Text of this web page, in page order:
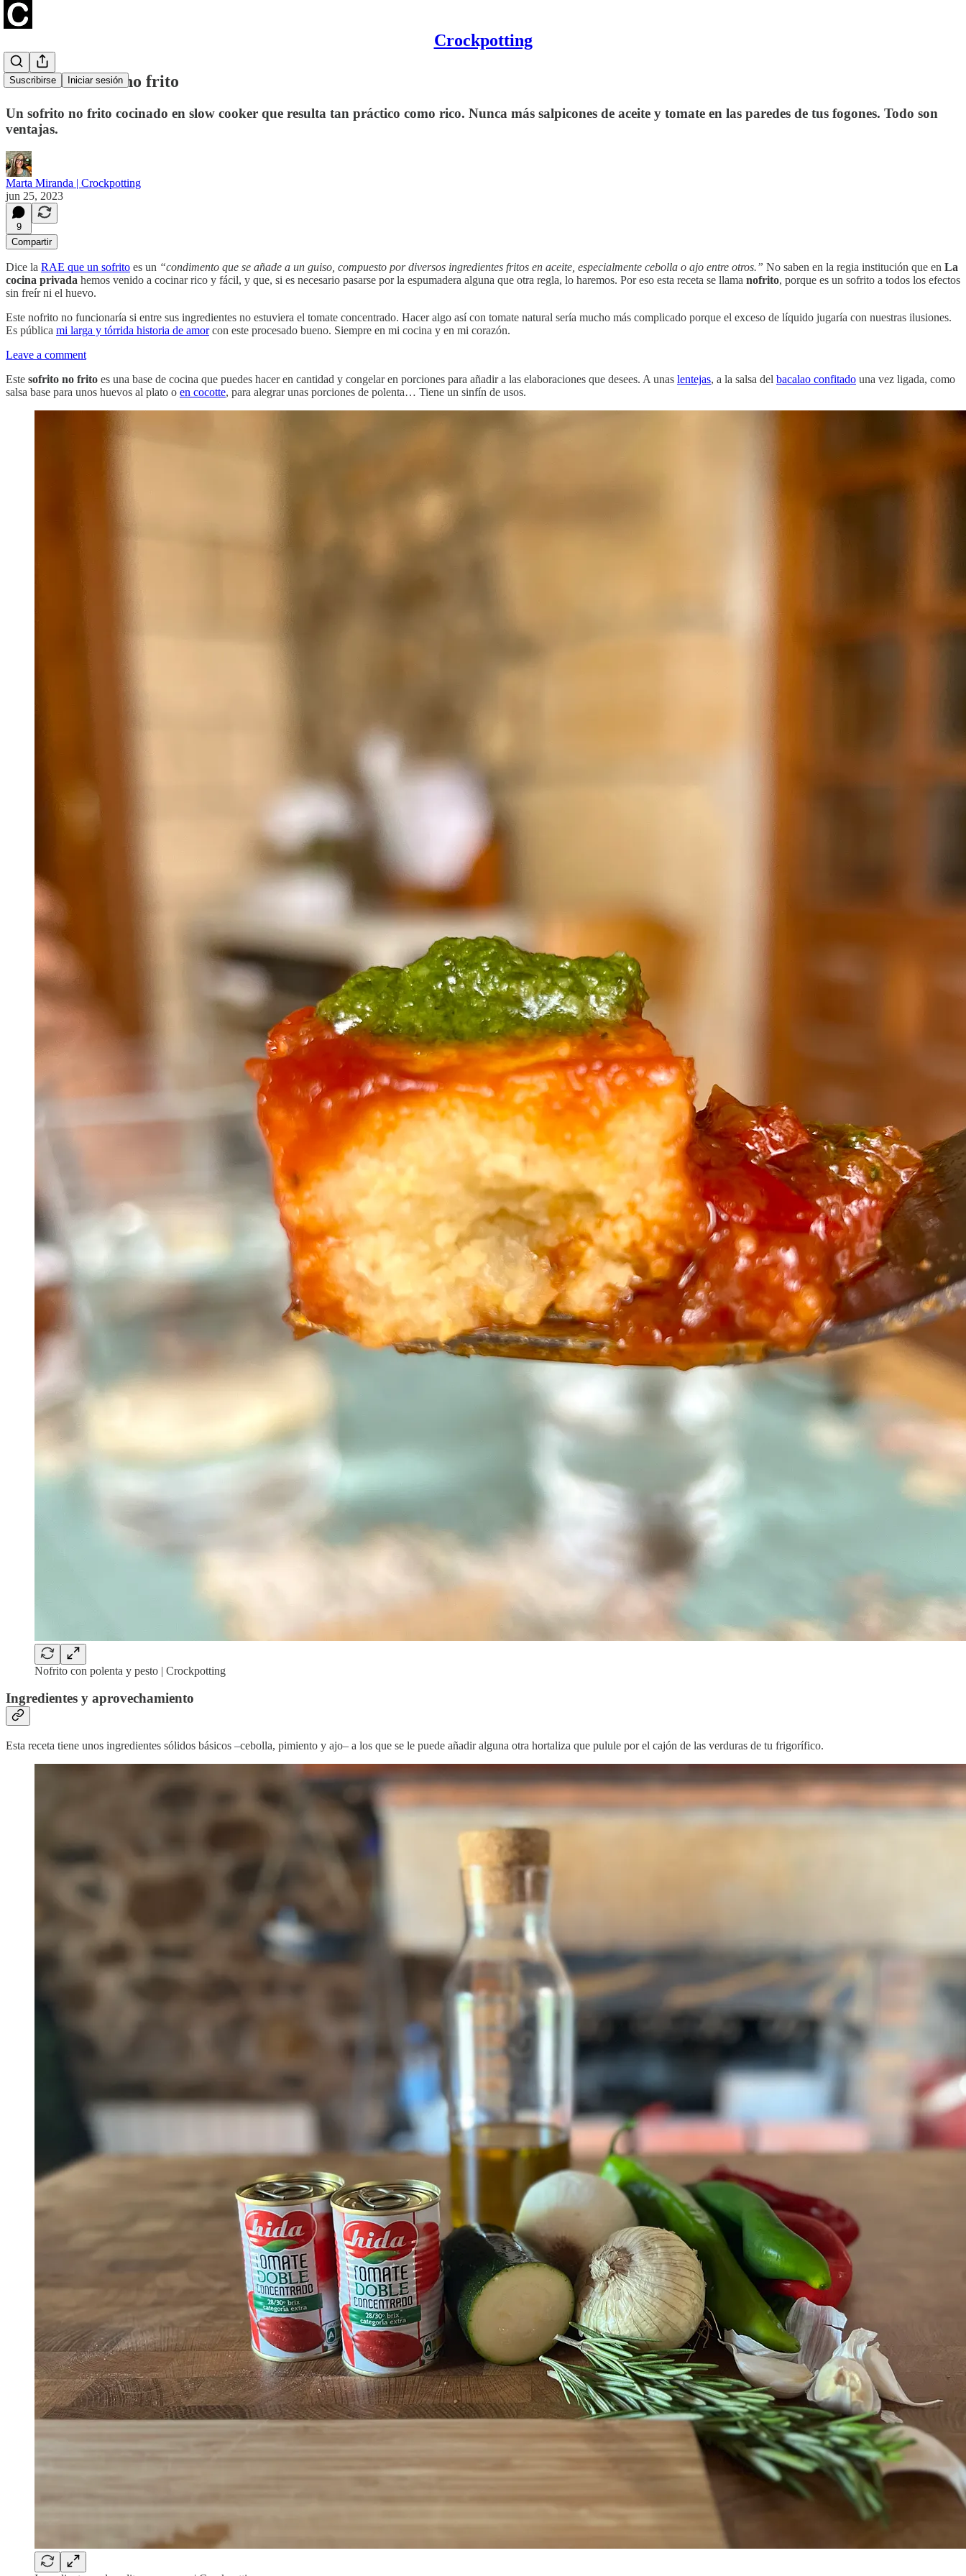
Crockpotting
Suscribirse Iniciar sesión
Nofrito. Sofrito no frito
Un sofrito no frito cocinado en slow cooker que resulta tan práctico como rico. Nunca más salpicones de aceite y tomate en las paredes de tus fogones. Todo son
ventajas.
Marta Miranda | Crockpotting
jun 25, 2023
9
Compartir
Dice la RAE que un sofrito es un “condimento que se añade a un guiso, compuesto por diversos ingredientes fritos en aceite, especialmente cebolla o ajo entre otros.” No saben en la regia institución que en La
cocina privada hemos venido a cocinar rico y fácil, y que, si es necesario pasarse por la espumadera alguna que otra regla, lo haremos. Por eso esta receta se llama nofrito, porque es un sofrito a todos los efectos
sin freír ni el huevo.
Este nofrito no funcionaría si entre sus ingredientes no estuviera el tomate concentrado. Hacer algo así con tomate natural sería mucho más complicado porque el exceso de líquido jugaría con nuestras ilusiones.
Es pública mi larga y tórrida historia de amorcon este procesado bueno. Siempre en mi cocina y en mi corazón.
Leave a comment
Este sofrito no frito es una base de cocina que puedes hacer en cantidad y congelar en porciones para añadir a las elaboraciones que desees. A unas lentejas, a la salsa del bacalao confitado una vez ligada, como
salsa base para unos huevos al plato o en cocotte, para alegrar unas porciones de polenta… Tiene un sinfín de usos.
Nofrito con polenta y pesto | Crockpotting
Ingredientes y aprovechamiento
Esta receta tiene unos ingredientes sólidos básicos –cebolla, pimiento y ajo– a los que se le puede añadir alguna otra hortaliza que pulule por el cajón de las verduras de tu frigorífico.